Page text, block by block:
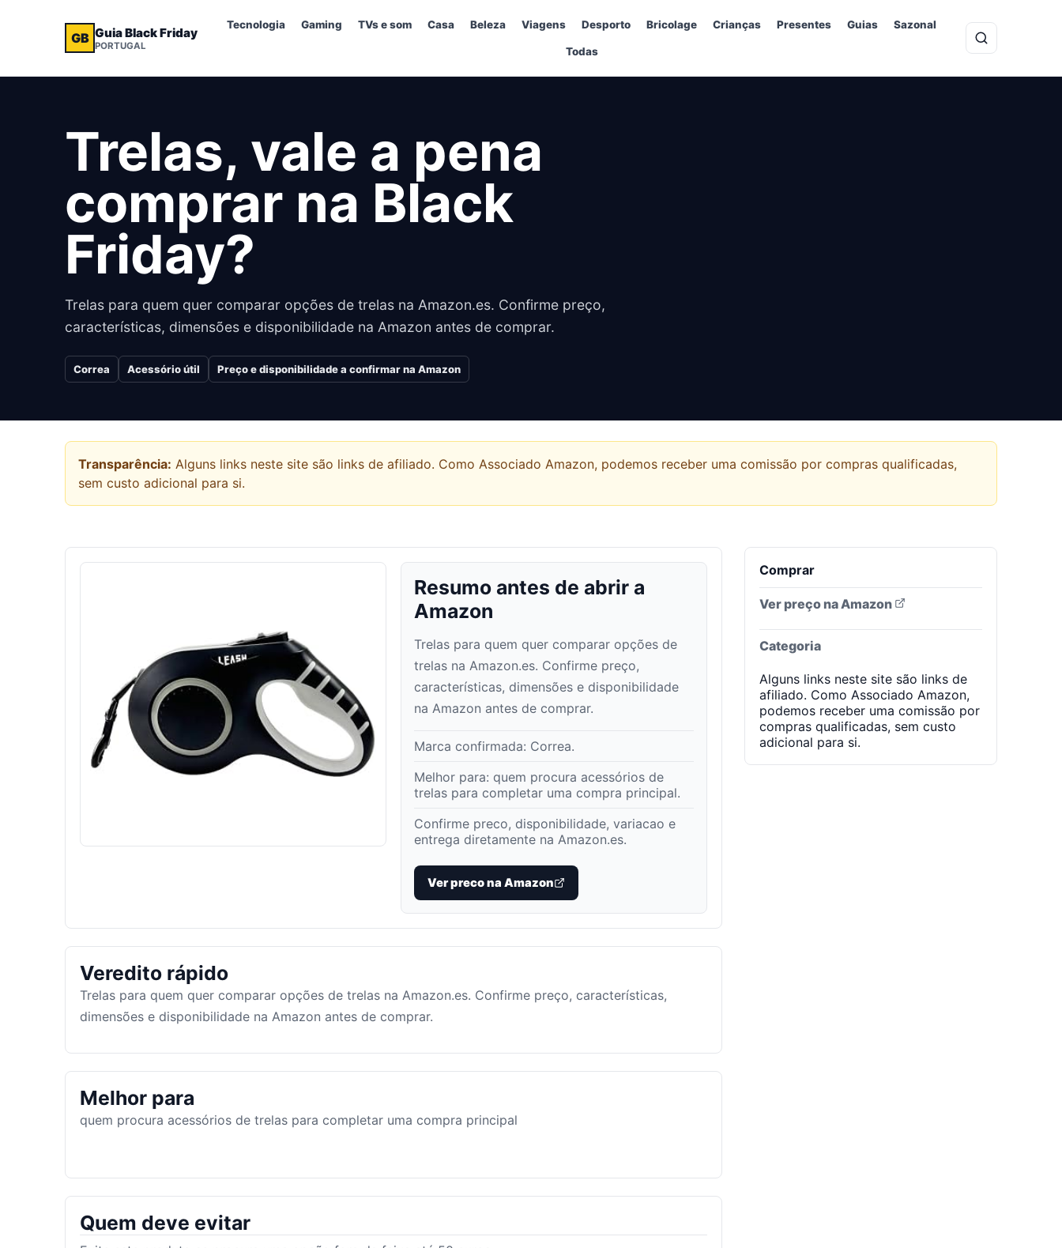
GB Guia Black Friday
PORTUGAL
Tecnologia Gaming TVs e som Casa Beleza Viagens Desporto Bricolage Crianças Presentes Guias Sazonal
Todas
Trelas, vale a pena
comprar na Black
Friday?
Trelas para quem quer comparar opções de trelas na Amazon.es. Confirme preço,
características, dimensões e disponibilidade na Amazon antes de comprar.
Correa Acessório útil Preço e disponibilidade a confirmar na Amazon
Transparência: Alguns links neste site são links de afiliado. Como Associado Amazon, podemos receber uma comissão por compras qualificadas,
sem custo adicional para si.
Resumo antes de abrir a
Amazon
Trelas para quem quer comparar opções de
trelas na Amazon.es. Confirme preço,
características, dimensões e disponibilidade
na Amazon antes de comprar.
Marca confirmada: Correa.
Melhor para: quem procura acessórios de
trelas para completar uma compra principal.
Confirme preco, disponibilidade, variacao e
entrega diretamente na Amazon.es.
Ver preco na Amazon
Veredito rápido
Trelas para quem quer comparar opções de trelas na Amazon.es. Confirme preço, características,
dimensões e disponibilidade na Amazon antes de comprar.
Melhor para
quem procura acessórios de trelas para completar uma compra principal
Quem deve evitar
Comprar
Ver preço na Amazon
Categoria
Alguns links neste site são links de
afiliado. Como Associado Amazon,
podemos receber uma comissão por
compras qualificadas, sem custo
adicional para si.